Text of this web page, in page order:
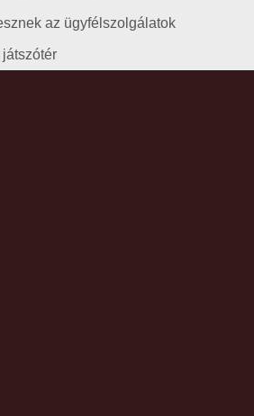
az ügyfélszolgálatok